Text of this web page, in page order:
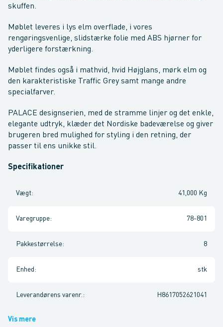
skuffen.
Møblet leveres i lys elm overflade, i vores
rengøringsvenlige, slidstærke folie med ABS hjørner for
yderligere forstærkning.
Møblet findes også i mathvid, hvid Højglans, mørk elm og
den karakteristiske Traffic Grey samt mange andre
specialfarver.
PALACE designserien, med de stramme linjer og det enkle,
elegante udtryk, klæder det Nordiske badeværelse og giver
brugeren bred mulighed for styling i den retning, der
passer til ens unikke stil.
Specifikationer
Vægt: 41,000 Kg
Varegruppe: 78-801
Pakkestørrelse: 8
Enhed : stk
Leverandørens varenr. : H8617052621041
Vis mere